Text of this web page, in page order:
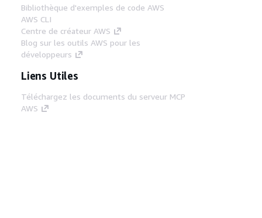
Bibliothèque d'exemples de code AWS
AWS CLI
Centre de créateur AWS
Blog sur les outils AWS pour les
développeurs
Liens Utiles
Téléchargez les documents du serveur MCP
AWS